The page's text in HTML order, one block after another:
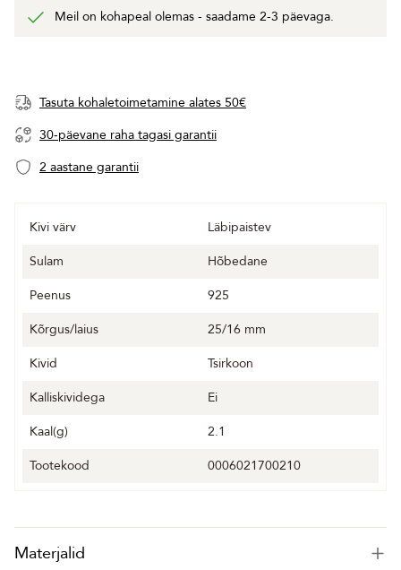
Meil on kohapeal olemas - saadame 2-3 päevaga.
Tasuta kohaletoimetamine alates 50€
30-päevane raha tagasi garantii
2 aastane garantii
Kivi värv
Läbipaistev
Sulam
Hõbedane
Peenus
925
Kõrgus/laius
25/16 mm
Kivid
Tsirkoon
Kalliskividega
Ei
Kaal(g)
2.1
Tootekood
0006021700210
Materjalid